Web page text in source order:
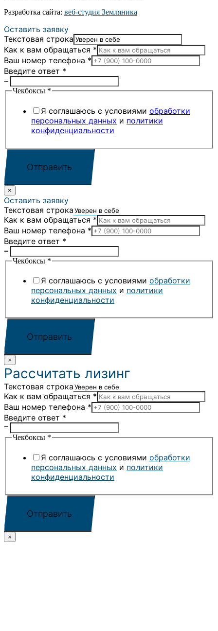
Разработка сайта: веб-студия Земляника
Оставить заявку
Текстовая строка
Как к вам обращаться *
Ваш номер телефона *
Введите ответ *
=
Чекбоксы *
Я соглашаюсь с условиями обработки
персональных данных и политики
конфиденциальности
Отправить
×
Оставить заявку
Текстовая строка
Как к вам обращаться *
Ваш номер телефона *
Введите ответ *
=
Чекбоксы *
Я соглашаюсь с условиями обработки
персональных данных и политики
конфиденциальности
Отправить
×
Рассчитать лизинг
Текстовая строка
Как к вам обращаться *
Ваш номер телефона *
Введите ответ *
=
Чекбоксы *
Я соглашаюсь с условиями обработки
персональных данных и политики
конфиденциальности
Отправить
×